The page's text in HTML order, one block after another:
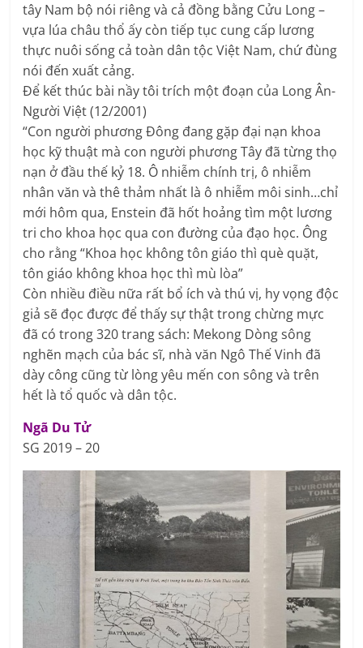
tây Nam bộ nói riêng và cả đồng bằng Cửu Long –
vựa lúa châu thổ ấy còn tiếp tục cung cấp lương
thực nuôi sống cả toàn dân tộc Việt Nam, chứ đùng
nói đến xuất cảng.
Để kết thúc bài nầy tôi trích một đoạn của Long Ân-
Người Việt (12/2001)
“Con người phương Đông đang gặp đại nạn khoa
học kỹ thuật mà con người phương Tây đã từng thọ
nạn ở đầu thế kỷ 18. Ô nhiễm chính trị, ô nhiễm
nhân văn và thê thảm nhất là ô nhiễm môi sinh…chỉ
mới hôm qua, Enstein đã hốt hoảng tìm một lương
tri cho khoa học qua con đường của đạo học. Ông
cho rằng “Khoa học không tôn giáo thì què quặt,
tôn giáo không khoa học thì mù lòa”
Còn nhiều điều nữa rất bổ ích và thú vị, hy vọng độc
giả sẽ đọc được để thấy sự thật trong chừng mực
đã có trong 320 trang sách: Mekong Dòng sông
nghẽn mạch của bác sĩ, nhà văn Ngô Thế Vinh đã
dày công cũng từ lòng yêu mến con sông và trên
hết là tổ quốc và dân tộc.
Ngã Du Tử
SG 2019 – 20